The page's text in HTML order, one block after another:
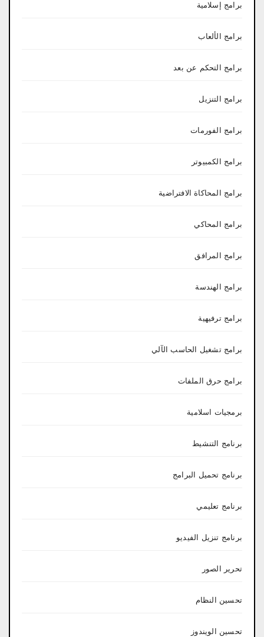
برامج إسلامية
برامج الألعاب
برامج التحكم عن بعد
برامج التنزيل
برامج الفورمات
برامج الكمبيوتر
برامج المحاكاة الافتراضية
برامج المحاكي
برامج المرافق
برامج الهندسة
برامج ترفيهية
برامج تشغيل الحاسب الآلي
برامج حرق الملفات
برمجيات اسلامية
برنامج التنشيط
برنامج تحميل البرامج
برنامج تعليمي
برنامج تنزيل الفيديو
تحرير الصور
تحسين النظام
تحسين الويندوز